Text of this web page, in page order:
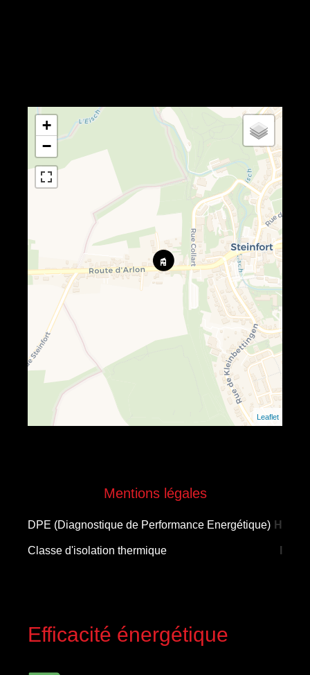
+
−
Leaflet
Mentions légales
DPE (Diagnostique de Performance Energétique) H
Classe d'isolation thermique
Efficacité énergétique